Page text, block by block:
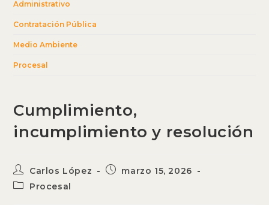
Administrativo
Contratación Pública
Medio Ambiente
Procesal
Cumplimiento,
incumplimiento y resolución
Autor
de
la
Carlos López
Publicación
marzo 15, 2026
Categoría
Procesal